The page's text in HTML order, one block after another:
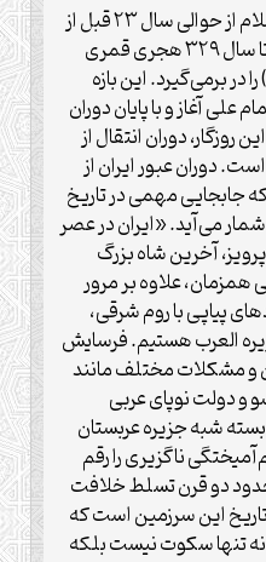
این کتاب رخدادهای ایران و اسلام از حوالی سال ۲۳ قبل از
هجرت (دهه اول ۶۰۰ میلادی) تا سال ۳۲۹ هجری قمری
۹۴۰ میلادی) را در برمی‌گیرد. این بازه
از تولد امام علی آغاز و با پایان دوران
دوران انتقال از
دوران عبور ایران از
جابجایی مهمی در تاریخ
می‌آید. «ایران در عصر
آخرین شاه بزرگ
همزمان، علاوه بر مرور
پیاپی با روم شرقی،
العرب هستیم. فرسایش
و مشکلات مختلف مانند
و دولت نوپای عربی
شبه جزیره عربستان
ناگزیری را رقم
دو قرن تسلط خلافت
این سرزمین است که
نه تنها سکوت نیست بلکه